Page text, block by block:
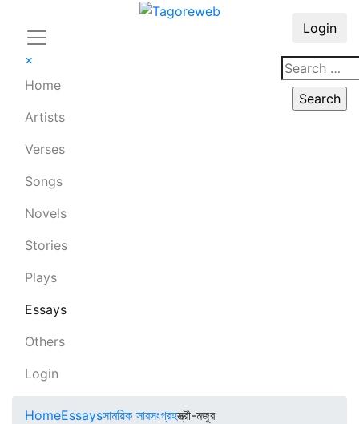
×
Home
Artists
Verses
Songs
Novels
Stories
Plays
Essays
Others
Login
Login
HomeEssaysসাময়িক সারসংগ্রহস্ত্রী-মজুর